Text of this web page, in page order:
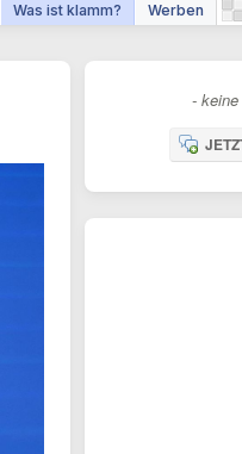
Was ist klamm? Werben
-